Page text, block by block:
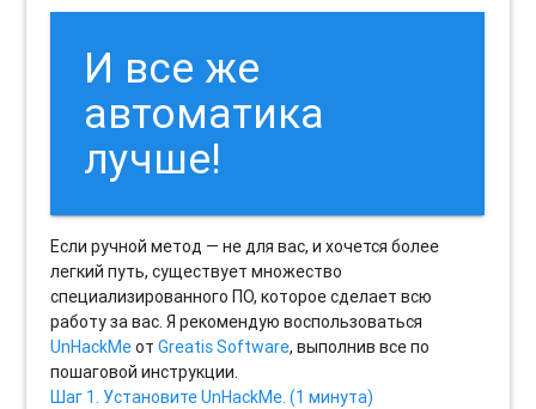
И все же
автоматика
лучше!
Если ручной метод — не для вас, и хочется более
легкий путь, существует множество
специализированного ПО, которое сделает всю
работу за вас. Я рекомендую воспользоваться
UnHackMeотGreatis Software, выполнив все по
пошаговой инструкции.
Шаг 1. Установите UnHackMe. (1 минута)